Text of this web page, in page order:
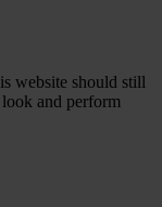
website should still
and perform